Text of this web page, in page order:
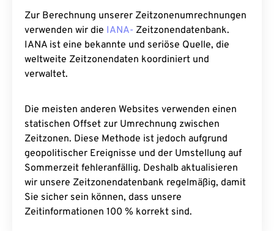
Zur Berechnung unserer Zeitzonenumrechnungen
verwenden wir die IANA- Zeitzonendatenbank.
IANA ist eine bekannte und seriöse Quelle, die
weltweite Zeitzonendaten koordiniert und
verwaltet.
Die meisten anderen Websites verwenden einen
statischen Offset zur Umrechnung zwischen
Zeitzonen. Diese Methode ist jedoch aufgrund
geopolitischer Ereignisse und der Umstellung auf
Sommerzeit fehleranfällig. Deshalb aktualisieren
wir unsere Zeitzonendatenbank regelmäßig, damit
Sie sicher sein können, dass unsere
Zeitinformationen 100 % korrekt sind.